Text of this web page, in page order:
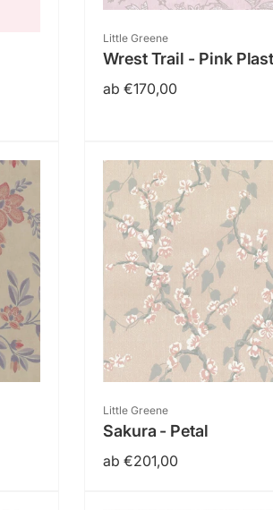
Anbieter:
Little Greene
Wrest Trail - Pink
Normaler
ab €170,00
Anbieter:
Little Greene
Sakura - Petal
Normaler
ab €201,00